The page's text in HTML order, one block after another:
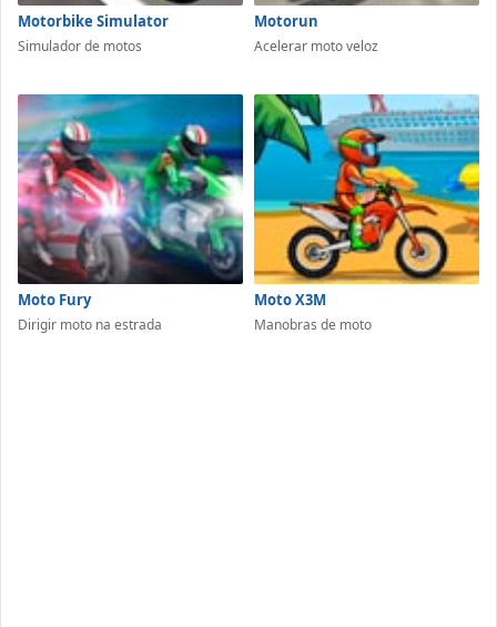
Motorbike Simulator
Simulador de motos
Motorun
Acelerar moto veloz
Moto Fury
Dirigir moto na estrada
Moto X3M
Manobras de moto